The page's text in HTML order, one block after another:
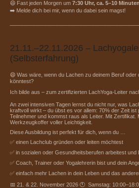
😄 Fast jeden Morgen um 7:30 Uhr, ca. 5–10 Minuten
➡️ Melde dich bei mir, wenn du dabei sein magst!
21.11.–22.11.2026 –
(Selbsterfahrung)
😄 Was wäre, wenn du Lachen zu deinem Beruf oder
könntest?
Ich bilde aus – zum zertifizierten LachYoga-Leiter
An zwei intensiven Tagen lernst du nicht nur, was
kraftvoll wirkt – du übst es vor allem: 70% der Zeit ist
Teilnehmer und kommst raus als Leiter. Mit Zertifikat.
Werkzeugkoffer voller Leichtigkeit.
Diese Ausbildung ist perfekt für dich, wenn du …
✅ einen Lachclub gründen oder leiten möchtest
✅ in sozialen oder Gesundheitsberufen arbeitest und
✅ Coach, Trainer oder Yogalehrerin bist und dein
✅ einfach mehr Lachen in dein Leben und das
📅 21. & 22. November 2026 🕚 Samstag: